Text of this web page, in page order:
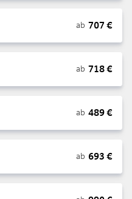
ab 707 €
ab 718€
ab 489€
ab 693 €